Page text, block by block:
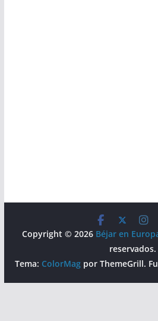
Copyright © 2026 Béjar en
reservados.
Tema: ColorMagpor ThemeGrill.